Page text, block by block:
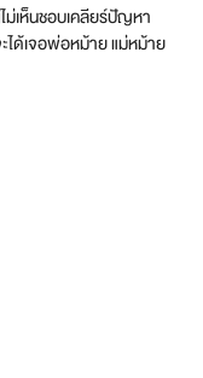
เห็นชอบเคลียร์ปัญหา
ได้เจอพ่อหม้าย แม่หม้าย